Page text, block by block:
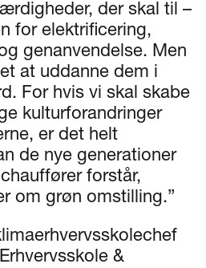
der skal til –
for elektrificering,
genanvendelse. Men
at uddanne dem i
For hvis vi skal skabe
kulturforandringer
er det helt
de nye generationer
forstår,
om grøn omstilling.”
&